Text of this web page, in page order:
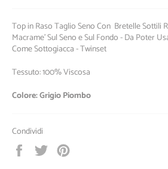
Top in Raso Taglio Seno Con Bretelle Sottili
Macrame' Sul Seno e Sul Fondo - Da Poter
Come Sottogiacca - Twinset
Tessuto: 100% Viscosa
Colore: Grigio Piombo
Condividi
CondividiTwitta